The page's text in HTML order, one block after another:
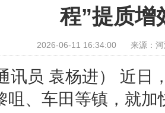
程”提质增
2026-06-11 16:34:00 来源：
讯员 袁杨进） 近日
咀、车田等镇，就加